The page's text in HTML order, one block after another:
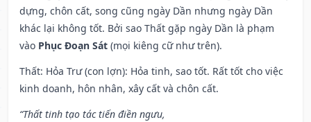
dựng, chôn cất, song cũng ngày Dần nhưng ngày Dần
khác lại không tốt. Bởi sao Thất gặp ngày Dần là phạm
vào Phục Đoạn Sát (mọi kiêng cữ như trên).
Thất: Hỏa Trư (con lợn): Hỏa tinh, sao tốt. Rất tốt cho việc
kinh doanh, hôn nhân, xây cất và chôn cất.
“Thất tinh tạo tác tiến điền ngưu,